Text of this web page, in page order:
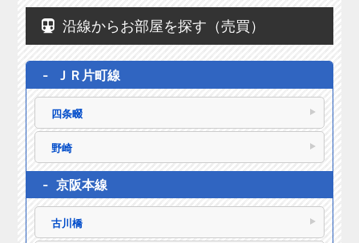
沿線からお部屋を探す（売買）
ＪＲ片町線
四条畷
野崎
京阪本線
古川橋